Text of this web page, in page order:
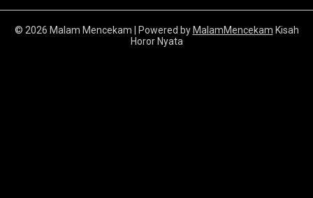
© 2026 Malam Mencekam | Powered by MalamMencekam Kisah
Horor Nyata